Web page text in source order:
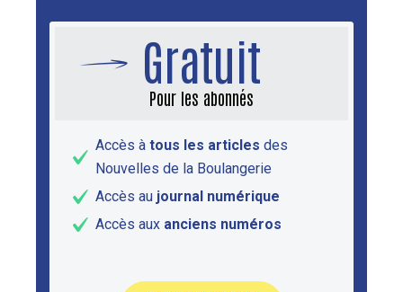
Gratuit
Pour les abonnés
Accès à tous les articles des
Nouvelles de la Boulangerie
Accès au journal numérique
Accès aux anciens numéros